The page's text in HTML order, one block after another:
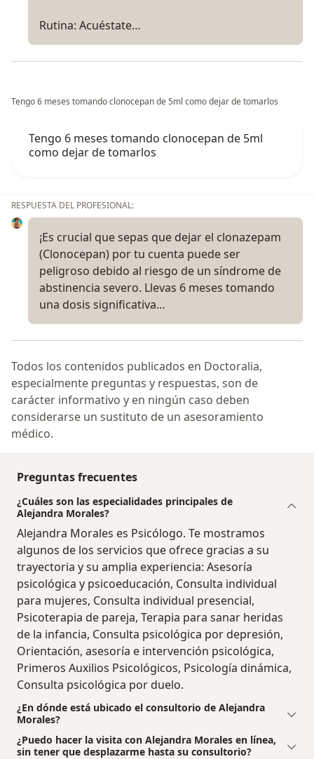
Rutina: Acuéstate…
Tengo 6 meses tomando clonocepan de 5ml como dejar de tomarlos
Tengo 6 meses tomando clonocepan de 5ml
como dejar de tomarlos
RESPUESTA DEL PROFESIONAL:
¡Es crucial que sepas que dejar el clonazepam
(Clonocepan) por tu cuenta puede ser
peligroso debido al riesgo de un síndrome de
abstinencia severo. Llevas 6 meses tomando
una dosis significativa…
Todos los contenidos publicados en Doctoralia,
especialmente preguntas y respuestas, son de
carácter informativo y en ningún caso deben
considerarse un sustituto de un asesoramiento
médico.
Preguntas frecuentes
¿Cuáles son las especialidades principales de
Alejandra Morales?
Alejandra Morales es Psicólogo. Te mostramos
algunos de los servicios que ofrece gracias a su
trayectoria y su amplia experiencia: Asesoría
psicológica y psicoeducación, Consulta individual
para mujeres, Consulta individual presencial,
Psicoterapia de pareja, Terapia para sanar heridas
de la infancia, Consulta psicológica por depresión,
Orientación, asesoría e intervención psicológica,
Primeros Auxilios Psicológicos, Psicología dinámica,
Consulta psicológica por duelo.
¿En dónde está ubicado el consultorio de Alejandra
Morales?
¿Puedo hacer la visita con Alejandra Morales en línea,
sin tener que desplazarme hasta su consultorio?